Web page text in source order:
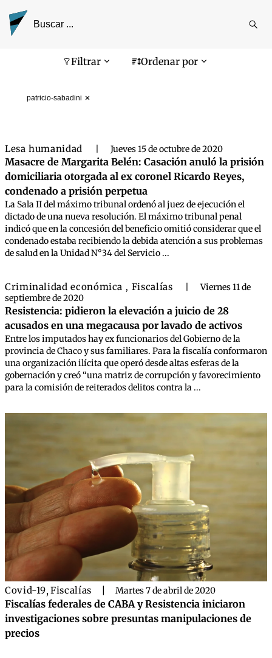
Filtrar Ordenar por
patricio-sabadini
Pantalla de búsqueda
Lesa humanidad Jueves 15 de octubre de 2020
Masacre de Margarita Belén: Casación anuló la prisión
domiciliaria otorgada al ex coronel Ricardo Reyes,
condenado a prisión perpetua
La Sala II del máximo tribunal ordenó al juez de ejecución el
dictado de una nueva resolución. El máximo tribunal penal
indicó que en la concesión del beneficio omitió considerar que el
condenado estaba recibiendo la debida atención a sus problemas
de salud en la Unidad N°34 del Servicio ...
Criminalidad económica , Fiscalías
Viernes 11 de
septiembre de 2020
Resistencia: pidieron la elevación a juicio de 28
acusados en una megacausa por lavado de activos
Entre los imputados hay ex funcionarios del Gobierno de la
provincia de Chaco y sus familiares. Para la fiscalía conformaron
una organización ilícita que operó desde altas esferas de la
gobernación y creó “una matriz de corrupción y favorecimiento
para la comisión de reiterados delitos contra la ...
Covid-19, Fiscalías Martes 7 de abril de 2020
Fiscalías federales de CABA y Resistencia iniciaron
investigaciones sobre presuntas manipulaciones de
precios